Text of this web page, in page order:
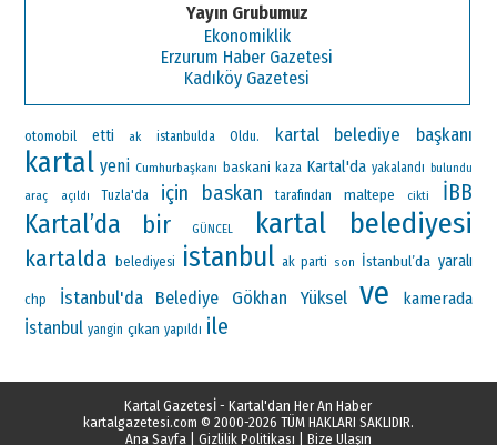
Yayın Grubumuz
Ekonomiklik
Erzurum Haber Gazetesi
Kadıköy Gazetesi
otomobil etti ak istanbulda Oldu. kartal belediye başkanı
kartal yeni Cumhurbaşkanı baskani kaza Kartal'da yakalandı bulundu
araç açıldı Tuzla'da için baskan tarafından maltepe cikti İBB
Kartal’da bir GÜNCEL kartal belediyesi
kartalda belediyesi istanbul ak parti son İstanbul’da yaralı
chp İstanbul'da Belediye Gökhan Yüksel ve kamerada
İstanbul yangin çıkan yapıldı ile
Kartal Gazetesİ - Kartal'dan Her An Haber
kartalgazetesi.com © 2000-2026 TÜM HAKLARI SAKLIDIR.
Ana Sayfa
Gizlilik Politikası Bize Ulaşın